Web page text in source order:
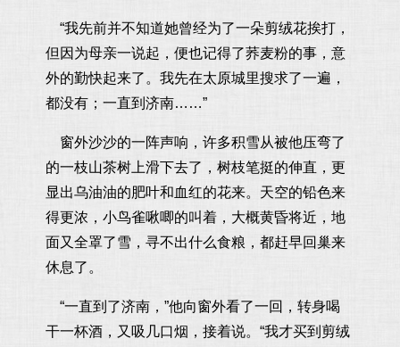
“我先前并不知道她曾经为了一朵剪绒花挨打，
但因为母亲一说起，便也记得了荞麦粉的事，意
外的勤快起来了。我先在太原城里搜求了一遍，
都没有；一直到济南……”
窗外沙沙的一阵声响，许多积雪从被他压弯了
的一枝山茶树上滑下去了，树枝笔挺的伸直，更
显出乌油油的肥叶和血红的花来。天空的铅色来
得更浓，小鸟雀啾唧的叫着，大概黄昏将近，地
面又全罩了雪，寻不出什么食粮，都赶早回巢来
休息了。
“一直到了济南，”他向窗外看了一回，转身喝
干一杯酒，又吸几口烟，接着说。“我才买到剪绒